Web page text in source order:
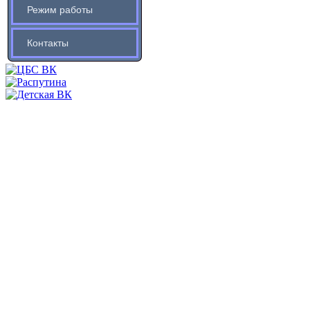
Режим работы
Контакты